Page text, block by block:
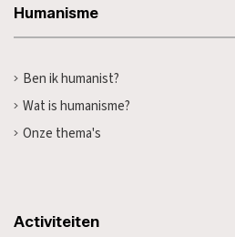
Humanisme
Ben ik humanist?
Wat is humanisme?
Onze thema's
Activiteiten